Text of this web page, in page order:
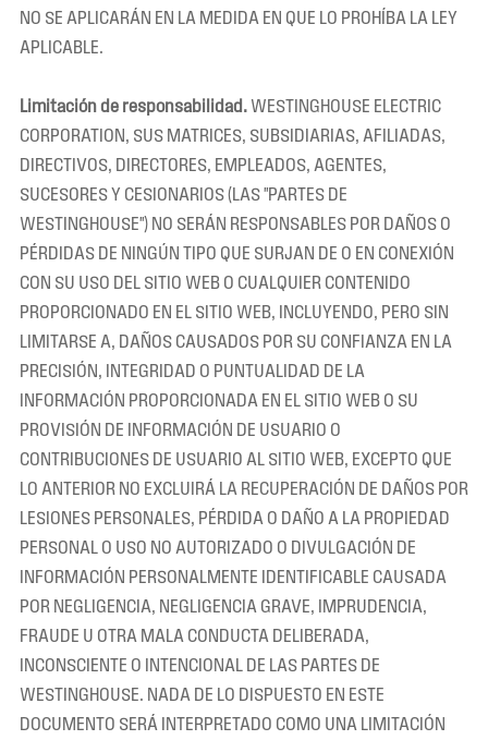
NO SE APLICARÁN EN LA MEDIDA EN QUE LO PROHÍBA LA LEY
APLICABLE.
Limitación de responsabilidad. WESTINGHOUSE ELECTRIC
CORPORATION, SUS MATRICES, SUBSIDIARIAS, AFILIADAS,
DIRECTIVOS, DIRECTORES, EMPLEADOS, AGENTES,
SUCESORES Y CESIONARIOS (LAS "PARTES DE
WESTINGHOUSE") NO SERÁN RESPONSABLES POR DAÑOS O
PÉRDIDAS DE NINGÚN TIPO QUE SURJAN DE O EN CONEXIÓN
CON SU USO DEL SITIO WEB O CUALQUIER CONTENIDO
PROPORCIONADO EN EL SITIO WEB, INCLUYENDO, PERO SIN
LIMITARSE A, DAÑOS CAUSADOS POR SU CONFIANZA EN LA
PRECISIÓN, INTEGRIDAD O PUNTUALIDAD DE LA
INFORMACIÓN PROPORCIONADA EN EL SITIO WEB O SU
PROVISIÓN DE INFORMACIÓN DE USUARIO O
CONTRIBUCIONES DE USUARIO AL SITIO WEB, EXCEPTO QUE
LO ANTERIOR NO EXCLUIRÁ LA RECUPERACIÓN DE DAÑOS POR
LESIONES PERSONALES, PÉRDIDA O DAÑO A LA PROPIEDAD
PERSONAL O USO NO AUTORIZADO O DIVULGACIÓN DE
INFORMACIÓN PERSONALMENTE IDENTIFICABLE CAUSADA
POR NEGLIGENCIA, NEGLIGENCIA GRAVE, IMPRUDENCIA,
FRAUDE U OTRA MALA CONDUCTA DELIBERADA,
INCONSCIENTE O INTENCIONAL DE LAS PARTES DE
WESTINGHOUSE. NADA DE LO DISPUESTO EN ESTE
DOCUMENTO SERÁ INTERPRETADO COMO UNA LIMITACIÓN